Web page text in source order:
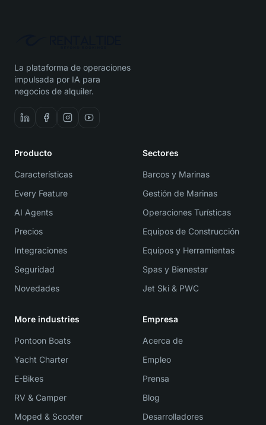
La plataforma de operaciones
impulsada por IA para
negocios de alquiler.
Producto
Características
Every Feature
AI Agents
Precios
Integraciones
Seguridad
Novedades
Sectores
Barcos y Marinas
Gestión de Marinas
Operaciones Turísticas
Equipos de Construcción
Equipos y Herramientas
Spas y Bienestar
Jet Ski & PWC
More industries
Pontoon Boats
Yacht Charter
E-Bikes
RV & Camper
Moped & Scooter
Empresa
Acerca de
Empleo
Prensa
Blog
Desarrolladores